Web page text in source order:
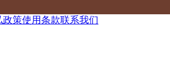
政策使用条款联系我们